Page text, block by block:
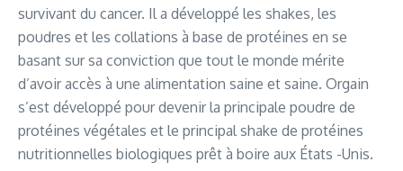
survivant du cancer. Il a développé les shakes, les
poudres et les collations à base de protéines en se
basant sur sa conviction que tout le monde mérite
d’avoir accès à une alimentation saine et saine. Orgain
s’est développé pour devenir la principale poudre de
protéines végétales et le principal shake de protéines
nutritionnelles biologiques prêt à boire aux États -Unis.